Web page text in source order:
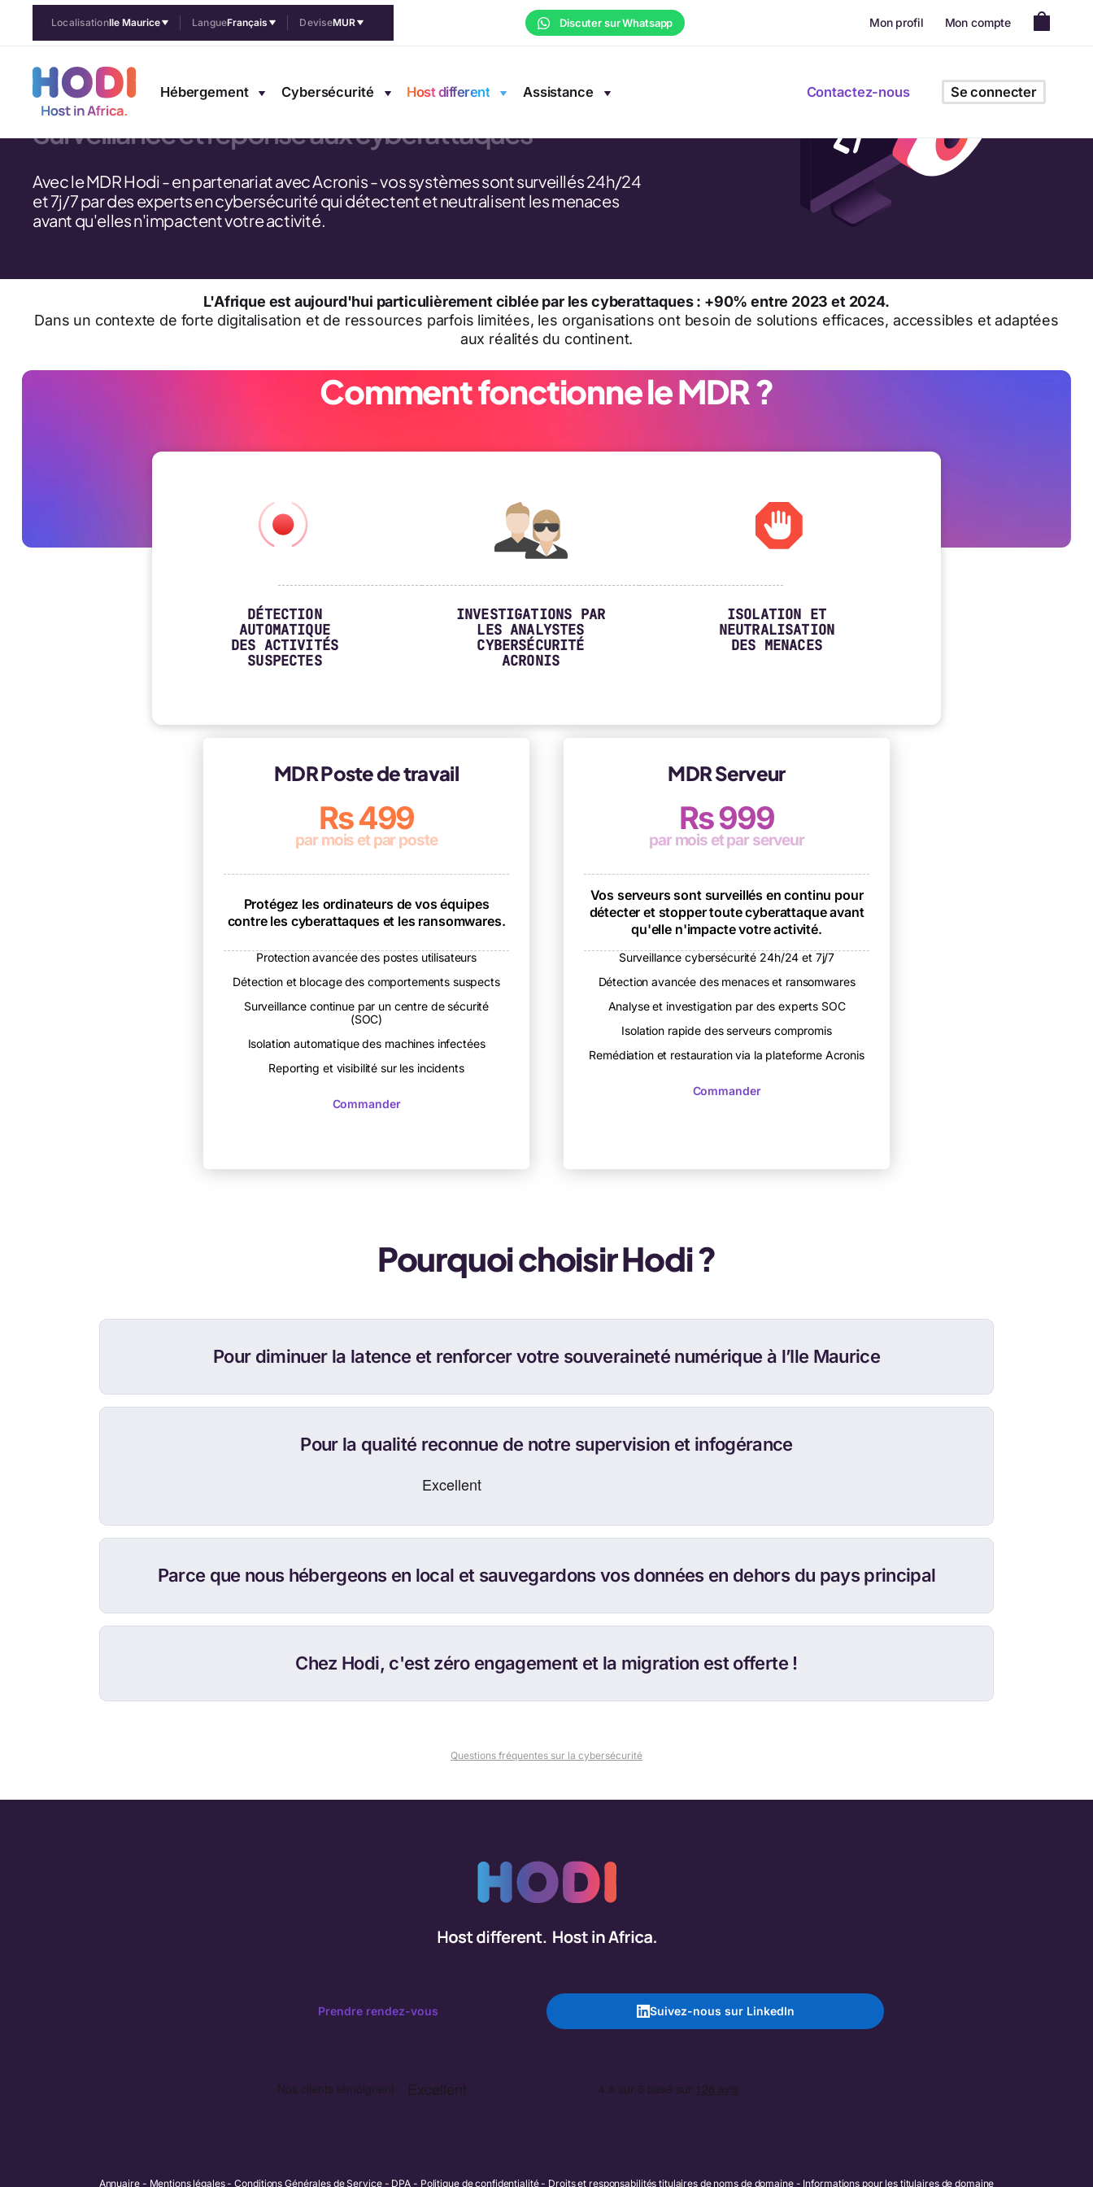
LocalisationIle Maurice LangueFrançais DeviseMUR Discuter sur Whatsapp Mon profil Mon compte
Hébergement Cybersécurité Host different Assistance Contactez-nous Se connecter
Cybersécurité managée
Surveillance et réponse aux cyberattaques
Avec le MDR Hodi - en partenariat avec Acronis - vos systèmes sont surveillés 24h/24
et 7j/7 par des experts en cybersécurité qui détectent et neutralisent les menaces
avant qu'elles n'impactent votre activité.
L'Afrique est aujourd'hui particulièrement ciblée par les cyberattaques : +90% entre 2023 et 2024.
Dans un contexte de forte digitalisation et de ressources parfois limitées, les organisations ont besoin de solutions efficaces, accessibles et adaptées
aux réalités du continent.
Comment fonctionne le MDR ?
DÉTECTION
AUTOMATIQUE
DES ACTIVITÉS
SUSPECTES
INVESTIGATIONS PAR
LES ANALYSTES
CYBERSÉCURITÉ
ACRONIS
ISOLATION ET
NEUTRALISATION
DES MENACES
MDR Poste de travail
Rs 499
par mois et par poste
Protégez les ordinateurs de vos équipes
contre les cyberattaques et les ransomwares.
Protection avancée des postes utilisateurs
Détection et blocage des comportements suspects
Surveillance continue par un centre de sécurité
(SOC)
Isolation automatique des machines infectées
Reporting et visibilité sur les incidents
Commander
MDR Serveur
Rs 999
par mois et par serveur
Vos serveurs sont surveillés en continu pour
détecter et stopper toute cyberattaque avant
qu'elle n'impacte votre activité.
Surveillance cybersécurité 24h/24 et 7j/7
Détection avancée des menaces et ransomwares
Analyse et investigation par des experts SOC
Isolation rapide des serveurs compromis
Remédiation et restauration via la plateforme Acronis
Commander
Pourquoi choisir Hodi ?
Pour diminuer la latence et renforcer votre souveraineté numérique à l’Ile Maurice
Pour la qualité reconnue de notre supervision et infogérance
Parce que nous hébergeons en local et sauvegardons vos données en dehors du pays principal
Chez Hodi, c'est zéro engagement et la migration est offerte !
Questions fréquentes sur la cybersécurité
Prendre rendez-vous Suivez-nous sur LinkedIn
Annuaire Mentions légales Conditions Générales de Service DPA Politique de confidentialité Droits et responsabilités titulaires de noms de domaine Informations pour les titulaires de domaine